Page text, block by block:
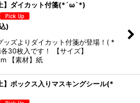
】ダイカット付箋(*´ω`*)
)
ッズよりダイカット付箋が登場！( *
30枚入です！ 【サイズ】
【素材】紙
】ボックス入りマスキングシール(*